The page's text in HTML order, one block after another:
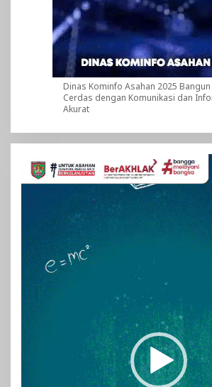
Dinas Kominfo Asahan 2025 Bangun
Cerdas dengan Komunikasi dan
Akurat
Pemutar
Video